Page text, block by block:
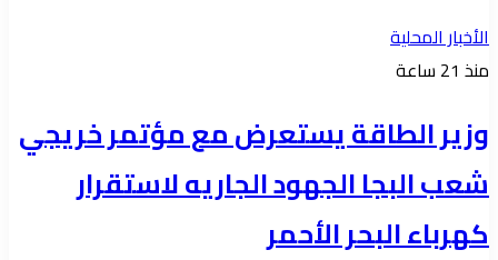
الأخبار المحلية
منذ 21 ساعة
وزير الطاقة يستعرض مع مؤتمر خريجي
شعب البجا الجهود الجاريه لاستقرار
كهرباء البحر الأحمر